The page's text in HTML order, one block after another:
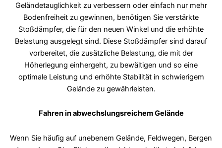
Geländetauglichkeit zu verbessern oder einfach nur mehr
Bodenfreiheit zu gewinnen, benötigen Sie verstärkte
Stoßdämpfer, die für den neuen Winkel und die erhöhte
Belastung ausgelegt sind. Diese Stoßdämpfer sind darauf
vorbereitet, die zusätzliche Belastung, die mit der
Höherlegung einhergeht, zu bewältigen und so eine
optimale Leistung und erhöhte Stabilität in schwierigem
Gelände zu gewährleisten.
Fahren in abwechslungsreichem Gelände
Wenn Sie häufig auf unebenem Gelände, Feldwegen, Bergen